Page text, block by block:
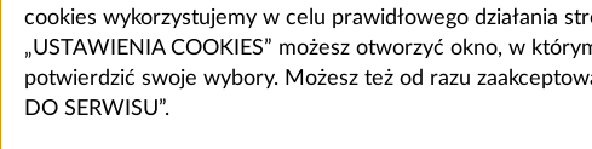
cookies wykorzystujemy w celu prawidłowego działania
„USTAWIENIA COOKIES” możesz otworzyć okno, w
potwierdzić swoje wybory. Możesz też od razu
DO SERWISU”.